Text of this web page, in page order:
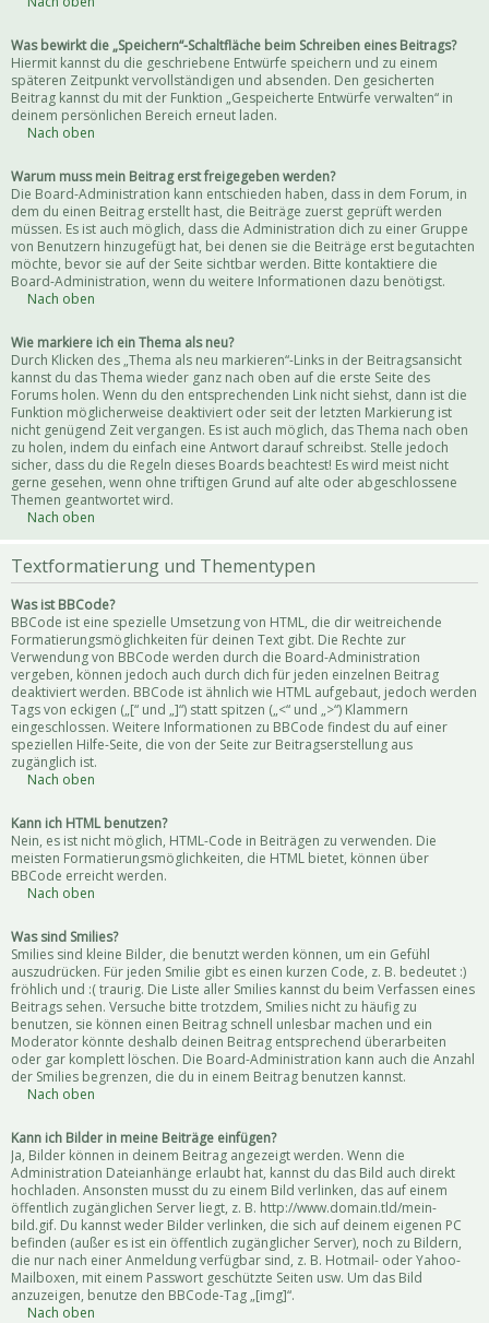
Was bewirkt die „Speichern“-Schaltfläche beim Schreiben eines Beitrags?
Hiermit kannst du die geschriebene Entwürfe speichern und zu einem
späteren Zeitpunkt vervollständigen und absenden. Den gesicherten
Beitrag kannst du mit der Funktion „Gespeicherte Entwürfe verwalten“ in
deinem persönlichen Bereich erneut laden.
Nach oben
Warum muss mein Beitrag erst freigegeben werden?
Die Board-Administration kann entschieden haben, dass in dem Forum, in
dem du einen Beitrag erstellt hast, die Beiträge zuerst geprüft werden
müssen. Es ist auch möglich, dass die Administration dich zu einer Gruppe
von Benutzern hinzugefügt hat, bei denen sie die Beiträge erst begutachten
möchte, bevor sie auf der Seite sichtbar werden. Bitte kontaktiere die
Board-Administration, wenn du weitere Informationen dazu benötigst.
Nach oben
Wie markiere ich ein Thema als neu?
Durch Klicken des „Thema als neu markieren“-Links in der Beitragsansicht
kannst du das Thema wieder ganz nach oben auf die erste Seite des
Forums holen. Wenn du den entsprechenden Link nicht siehst, dann ist die
Funktion möglicherweise deaktiviert oder seit der letzten Markierung ist
nicht genügend Zeit vergangen. Es ist auch möglich, das Thema nach oben
zu holen, indem du einfach eine Antwort darauf schreibst. Stelle jedoch
sicher, dass du die Regeln dieses Boards beachtest! Es wird meist nicht
gerne gesehen, wenn ohne triftigen Grund auf alte oder abgeschlossene
Themen geantwortet wird.
Nach oben
Textformatierung und Thementypen
Was ist BBCode?
BBCode ist eine spezielle Umsetzung von HTML, die dir weitreichende
Formatierungsmöglichkeiten für deinen Text gibt. Die Rechte zur
Verwendung von BBCode werden durch die Board-Administration
vergeben, können jedoch auch durch dich für jeden einzelnen Beitrag
deaktiviert werden. BBCode ist ähnlich wie HTML aufgebaut, jedoch werden
Tags von eckigen („[“ und „]“) statt spitzen („<“ und „>“) Klammern
eingeschlossen. Weitere Informationen zu BBCode findest du auf einer
speziellen Hilfe-Seite, die von der Seite zur Beitragserstellung aus
zugänglich ist.
Nach oben
Kann ich HTML benutzen?
Nein, es ist nicht möglich, HTML-Code in Beiträgen zu verwenden. Die
meisten Formatierungsmöglichkeiten, die HTML bietet, können über
BBCode erreicht werden.
Nach oben
Was sind Smilies?
Smilies sind kleine Bilder, die benutzt werden können, um ein Gefühl
auszudrücken. Für jeden Smilie gibt es einen kurzen Code, z. B. bedeutet :)
fröhlich und :( traurig. Die Liste aller Smilies kannst du beim Verfassen eines
Beitrags sehen. Versuche bitte trotzdem, Smilies nicht zu häufig zu
benutzen, sie können einen Beitrag schnell unlesbar machen und ein
Moderator könnte deshalb deinen Beitrag entsprechend überarbeiten
oder gar komplett löschen. Die Board-Administration kann auch die Anzahl
der Smilies begrenzen, die du in einem Beitrag benutzen kannst.
Nach oben
Kann ich Bilder in meine Beiträge einfügen?
Ja, Bilder können in deinem Beitrag angezeigt werden. Wenn die
Administration Dateianhänge erlaubt hat, kannst du das Bild auch direkt
hochladen. Ansonsten musst du zu einem Bild verlinken, das auf einem
öffentlich zugänglichen Server liegt, z. B. http://www.domain.tld/mein-
bild.gif. Du kannst weder Bilder verlinken, die sich auf deinem eigenen PC
befinden (außer es ist ein öffentlich zugänglicher Server), noch zu Bildern,
die nur nach einer Anmeldung verfügbar sind, z. B. Hotmail- oder Yahoo-
Mailboxen, mit einem Passwort geschützte Seiten usw. Um das Bild
anzuzeigen, benutze den BBCode-Tag „[img]“.
Nach oben